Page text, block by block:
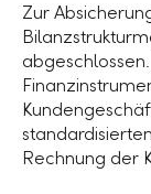
Zur
Rechnung der